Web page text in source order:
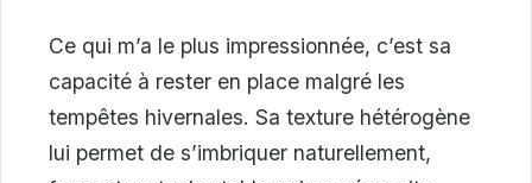
Ce qui m’a le plus impressionnée, c’est sa
capacité à rester en place malgré les
tempêtes hivernales. Sa texture hétérogène
lui permet de s’imbriquer naturellement,